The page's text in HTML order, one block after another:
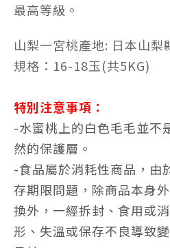
最高等級。
山梨一宮桃產地: 日本山梨
規格：16-18玉(共5KG)
特別注意事項：
-水蜜桃上的白色毛毛並不
然的保護層。
-食品屬於消耗性商品，由
存期限問題，除商品本身
換外，一經拆封、食用或
形、失溫或保存不良導致